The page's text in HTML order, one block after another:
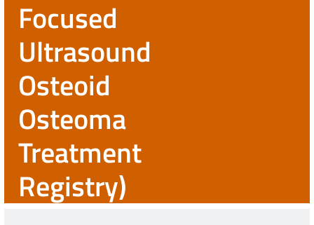
Focused
Ultrasound
Osteoid
Osteoma
Treatment
Registry)